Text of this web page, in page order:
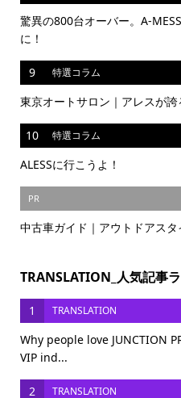
驚異の800台オーバー。A-
に！
9 特選コラム
東京オートサロン｜アレスが誇
10 特選コラム
ALESSに行こうよ！
PR
中古車ガイド｜アウトドアス
TRANSLATION_人気記事
1 TRANSLATION
Why people love JUNCTION
VIP ind...
2 TRANSLATION